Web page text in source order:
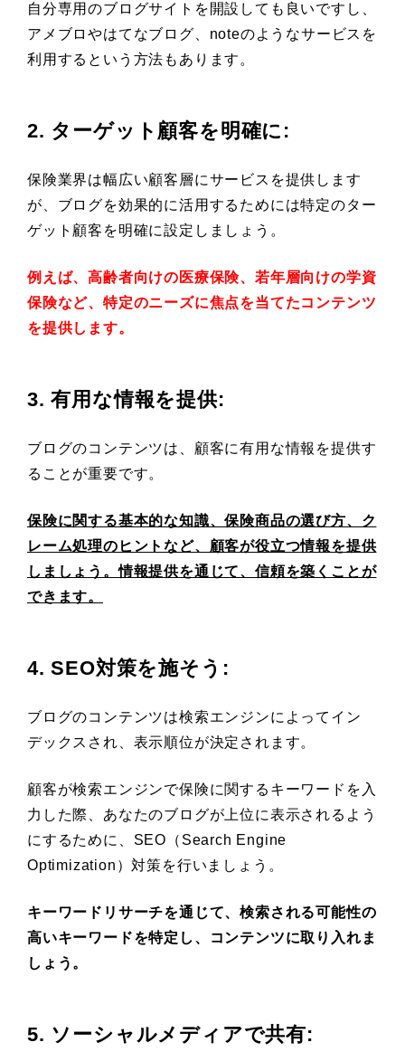
自分専用のブログサイトを開設しても良いですし、
アメブロやはてなブログ、noteのようなサービスを
利用するという方法もあります。
2. ターゲット顧客を明確に :
保険業界は幅広い顧客層にサービスを提供します
が、ブログを効果的に活用するためには特定のター
ゲット顧客を明確に設定しましょう。
例えば、高齢者向けの医療保険、若年層向けの学資
保険など、特定のニーズに焦点を当てたコンテンツ
を提供します。
3. 有用な情報を提供:
ブログのコンテンツは、顧客に有用な情報を提供す
ることが重要です。
保険に関する基本的な知識、保険商品の選び方、ク
レーム処理のヒントなど、顧客が役立つ情報を提供
しましょう。情報提供を通じて、信頼を築くことが
できます。
4. SEO対策を施そう :
ブログのコンテンツは検索エンジンによってイン
デックスされ、表示順位が決定されます。
顧客が検索エンジンで保険に関するキーワードを入
力した際、あなたのブログが上位に表示されるよう
にするために、SEO（Search Engine
Optimization）対策を行いましょう。
キーワードリサーチを通じて、検索される可能性の
高いキーワードを特定し、コンテンツに取り入れま
しょう。
5. ソーシャルメディアで共有: